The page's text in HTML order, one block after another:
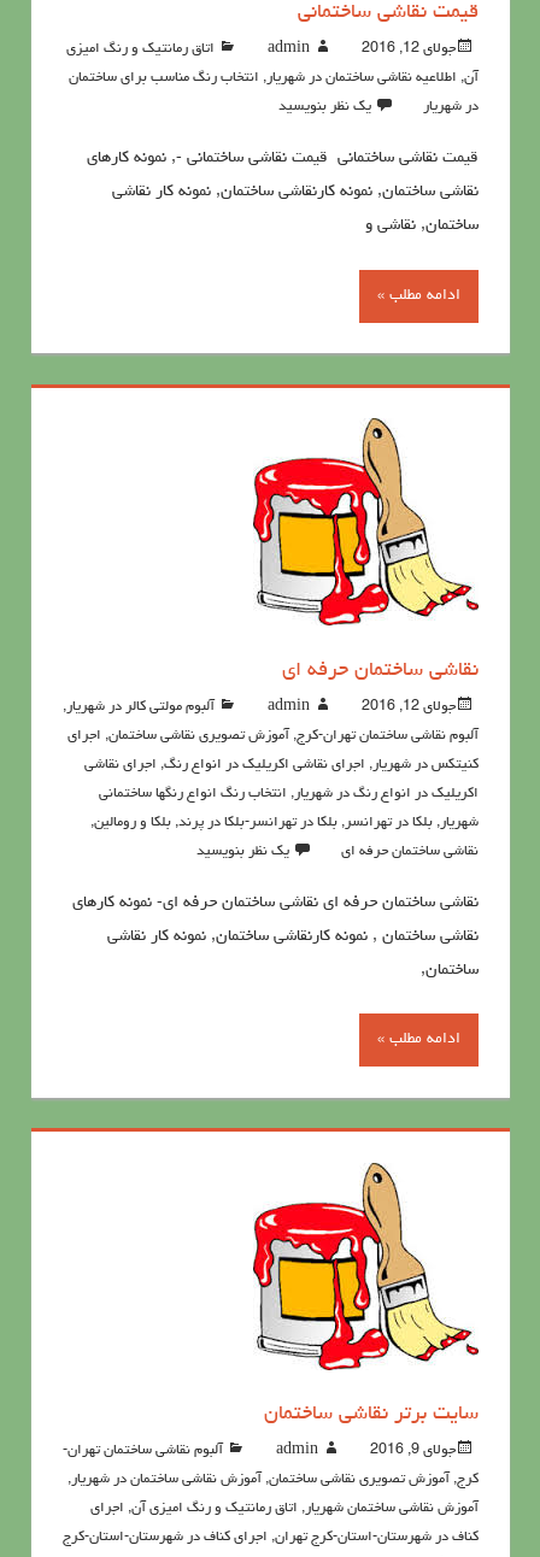
قيمت نقاشي ساختمانی
جولای 12, 2016 admin
اتاق رمانتیک و رنگ امیزی
آن, اطلاعيه نقاشی ساختمان در شهریار, انتخاب رنگ مناسب برای ساختمان
در شهریار
یک نظر بنویسید
قيمت نقاشي ساختمانی قيمت نقاشي ساختمانی -, نمونه کارهای
نقاشی ساختمان, نمونه کارنقاشی ساختمان, نمونه کار نقاشی
ساختمان, نقاشی و
ادامه مطلب »
نقاشي ساختمان حرفه ای
جولای 12, 2016 admin آلبوم مولتی کالر در شهریار ,
آلبوم نقاشی ساختمان تهران-کرج, آموزش تصویری نقاشی ساختمان, اجرای
کنیتکس در شهریار , اجرای نقاشی اکریلیک در انواع رنگ, اجرای نقاشی
اکریلیک در انواع رنگ در شهریار , انتخاب رنگ انواع رنگها ساختمانی
شهریار , بلکا در تهرانسر , بلکا در تهرانسر-بلکا در پرند, بلکا و رومالین,
نقاشي ساختمان حرفه اي
یک نظر بنویسید
نقاشي ساختمان حرفه اي نقاشي ساختمان حرفه ای- نمونه کارهای
نقاشی ساختمان , نمونه کارنقاشی ساختمان, نمونه کار نقاشی
ساختمان,
ادامه مطلب »
سايت برتر نقاشی ساختمان
جولای 9, 2016 admin
آلبوم نقاشی ساختمان تهران-
کرج, آموزش تصویری نقاشی ساختمان, آموزش نقاشی ساختمان در شهریار,
آموزش نقاشی ساختمان شهریار, اتاق رمانتیک و رنگ امیزی آن, اجرای
کناف در شهرستان-استان-کرج تهران, اجرای کناف در شهرستان-استان-کرج